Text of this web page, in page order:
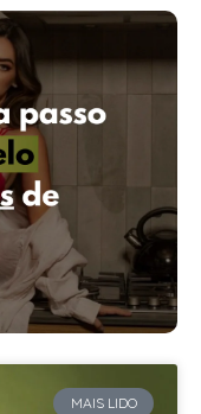
MAIS LIDO